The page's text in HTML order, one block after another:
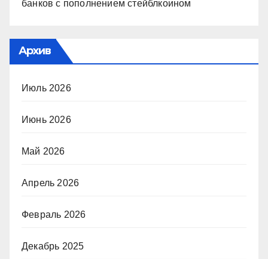
банков с пополнением стейблкоином
Архив
Июль 2026
Июнь 2026
Май 2026
Апрель 2026
Февраль 2026
Декабрь 2025